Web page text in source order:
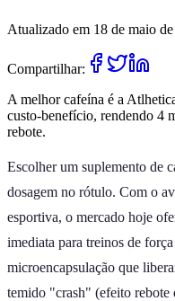
Atualizado em 18 de maio
Compartilhar:
A melhor cafeína é a
custo-benefício, rendendo 4
rebote.
Escolher um suplemento de
dosagem no rótulo. Com o
esportiva, o mercado hoje
imediata para treinos de
microencapsulação que
temido "crash" (efeito rebote